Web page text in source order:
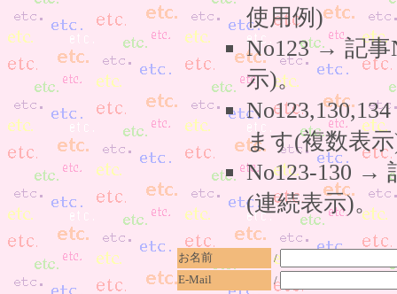
使用例)
No123 → 記事
示)。
ます(複数表
No123-130 →
(連続表示)。
お名前
/
E-Mail
/